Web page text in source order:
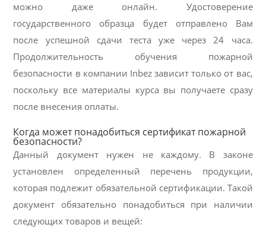
можно даже онлайн. Удостоверение
государственного образца будет отправлено Вам
после успешной сдачи теста уже через 24 часа.
Продолжительность обучения пожарной
безопасности в компании Inbez зависит только от вас,
поскольку все материалы курса вы получаете сразу
после внесения оплаты.
Когда может понадобиться сертификат пожарной
безопасности?
Данный документ нужен не каждому. В законе
установлен определенный перечень продукции,
которая подлежит обязательной сертификации. Такой
документ обязательно понадобиться при наличии
следующих товаров и вещей: